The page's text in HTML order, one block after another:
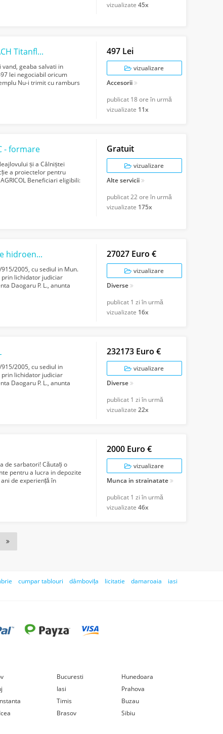
vizualizate 45x
Ochelari de vedere pentru copii ESCHENBACH Titanflex 3712
geaba salvati in
lei negociabil oricum
Nu-i trimit cu ramburs
497 Lei
vizualizare
Accesorii
publicat 18 ore în urmă
vizualizate 11x
- formare
și a Câlniștei
a proiectelor pentru
Beneficiari eligibili:
Gratuit
vizualizare
Alte servicii
publicat22 ore în urmă
vizualizate 175x
Proiecte tehnice privind executia de turbine hidroenergetice
915/2005, cu sediul in Mun.
prin lichidator judiciar
Daogaru P. L., anunta
27027 Euro €
vizualizare
Diverse
publicat 1 zi în urmă
vizualizate 16x
915/2005, cu sediul in
prin lichidator judiciar
Daogaru P. L., anunta
232173 Euro €
vizualizare
Diverse
publicat 1 zi în urmă
vizualizate 22x
de sarbatori! Căutați o
pentru a lucra in depozite
de experiență în
2000 Euro €
vizualizare
Munca in strainatate
publicat 1 zi în urmă
vizualizate 46x
cumpar tablouri dâmbovița licitatie damaroaia
iasi
Bucuresti
Hunedoara
Iasi
Prahova
Timis
Buzau
Brasov Sibiu